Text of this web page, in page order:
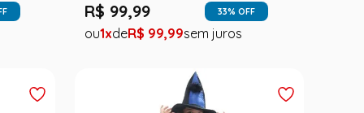
R$ 99,99 33% OFF
1 R$ 99,99